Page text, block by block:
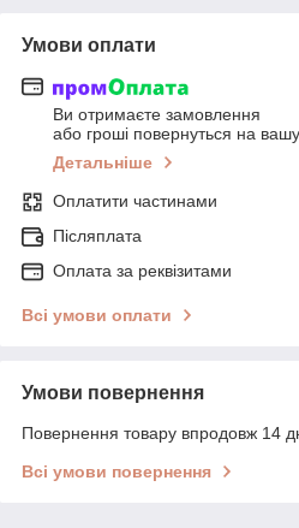
Умови оплати
Ви отримаєте замовлення
або гроші повернуться на
Детальніше
Оплатити частинами
Післяплата
Оплата за реквізитами
Всі умови оплати
Умови повернення
Повернення товару впродовж 14
Всі умови повернення